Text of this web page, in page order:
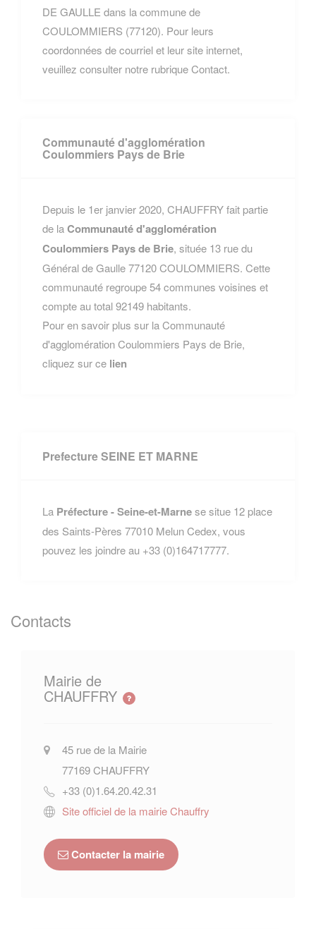
DE GAULLE dans la commune de
COULOMMIERS (77120). Pour leurs
coordonnées de courriel et leur site internet,
veuillez consulter notre rubrique Contact.
Communauté d'agglomération
Coulommiers Pays de Brie
Depuis le 1er janvier 2020, CHAUFFRY fait partie
de laCommunauté d'agglomération
Coulommiers Pays de Brie, située 13 rue du
Général de Gaulle 77120 COULOMMIERS. Cette
communauté regroupe 54 communes voisines et
compte au total 92149 habitants.
Pour en savoir plus sur la Communauté
d'agglomération Coulommiers Pays de Brie,
cliquez sur ce lien
Prefecture SEINE ET MARNE
La Préfecture - Seine-et-Marnese situe 12 place
des Saints-Pères 77010 Melun Cedex, vous
pouvez les joindre au +33 (0)164717777.
Contacts
Mairie de
CHAUFFRY
45 rue de la Mairie
77169CHAUFFRY
+33 (0)1.64.20.42.31
Site officiel de la mairie Chauffry
Contacter la mairie